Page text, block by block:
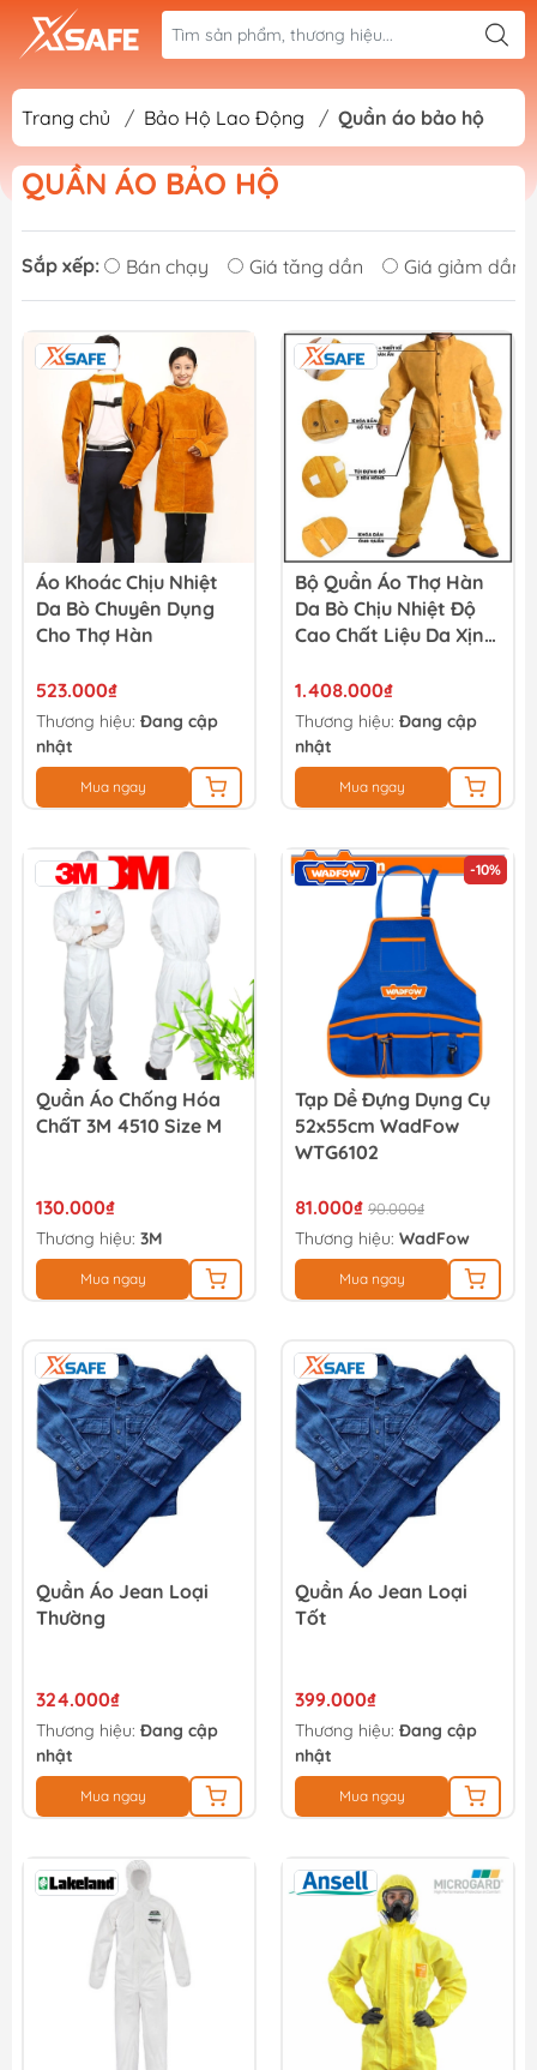
Trang chủ / Bảo Hộ Lao Động / Quần áo bảo hộ
QUẦN ÁO BẢO HỘ
Sắp xếp: Bán chạy Giá tăng dần Giá giảm dần
Áo Khoác Chịu Nhiệt
Da Bò Chuyên Dụng
Cho Thợ Hàn
523.000₫
Thương hiệu: Đang cập
nhật
Mua ngay
Bộ Quần Áo Thợ Hàn
Da Bò Chịu Nhiệt Độ
Cao Chất Liệu Da Xịn
Mài Mòn
1.408.000₫
Thương hiệu: Đang cập
nhật
Mua ngay
Quần Áo Chống Hóa
ChấT 3M 4510 Size M
130.000₫
Thương hiệu: 3M
Mua ngay
-10%
Tạp Dề Đựng Dụng Cụ
52x55cm WadFow
WTG6102
81.000₫ 90.000₫
Thương hiệu: WadFow
Mua ngay
Quần Áo Jean Loại
Thường
324.000₫
Thương hiệu: Đang cập
nhật
Mua ngay
Quần Áo Jean Loại
Tốt
399.000₫
Thương hiệu: Đang cập
nhật
Mua ngay